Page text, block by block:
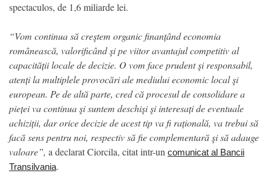
spectaculos, de 1,6 miliarde lei.
“Vom continua să creştem organic finanțând economia
românească, valorificând şi pe viitor avantajul competitiv al
capacității locale de decizie. O vom face prudent şi responsabil,
atenți la multiplele provocări ale mediului economic local şi
european. Pe de altă parte, cred că procesul de consolidare a
pieței va continua şi suntem deschişi şi interesați de eventuale
achiziții, dar orice decizie de acest tip va fi rațională, va trebui să
facă sens pentru noi, respectiv să fie complementară şi să adauge
valoare”, a declarat Ciorcila, citat intr-un comunicat al Bancii
Transilvania.